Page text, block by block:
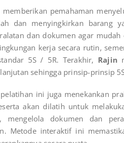
memberikan pemahaman
dan menyingkirkan barang
dan dokumen agar mudah
kerja secara rutin,
5S / 5R. Terakhir, Rajin
sehingga prinsip-prinsip
ini juga menekankan
akan dilatih untuk
mengelola dokumen dan
Metode interaktif ini